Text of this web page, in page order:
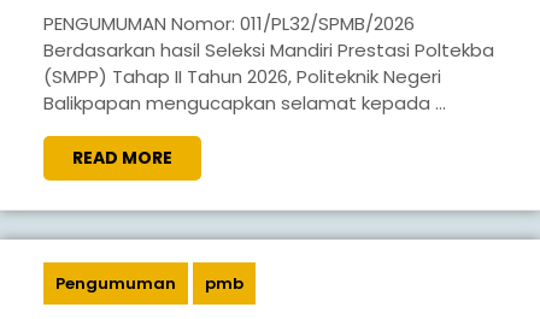
SELEKSI
JALUR
SMPP
POLTEKBA
TAHUN
PENGUMUMAN Nomor: 011/PL32/SPMB/2026
Berdasarkan hasil Seleksi Mandiri Prestasi Poltekba
(SMPP) Tahap II Tahun 2026, Politeknik Negeri
Balikpapan mengucapkan selamat kepada ...
READ MORE
MORE
Pengumuman pmb